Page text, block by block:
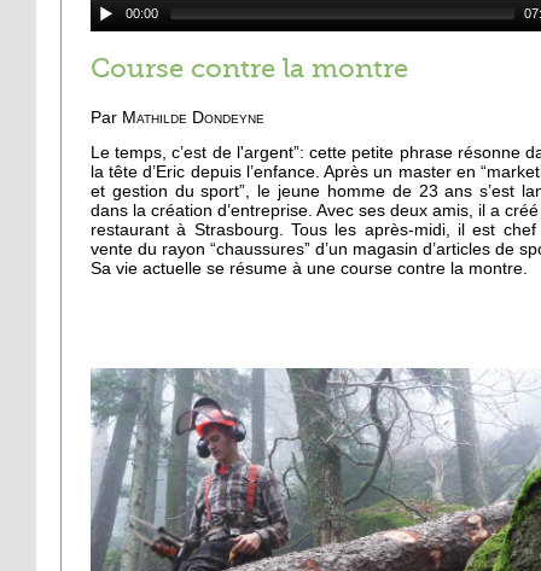
00:00
Course contre la montre
Par Mathilde Dondeyne
Le temps, c’est de l'argent”: cette petite phrase résonne
la tête d’Eric depuis l’enfance. Après un master en
et gestion du sport”, le jeune homme de 23 ans s’est
dans la création d’entreprise. Avec ses deux amis, il a
restaurant à Strasbourg. Tous les après-midi, il est chef
vente du rayon “chaussures” d’un magasin d’articles de
Sa vie actuelle se résume à une course contre la montre.